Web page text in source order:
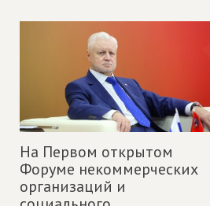
На Первом открытом
Форуме некоммерческих
организаций и